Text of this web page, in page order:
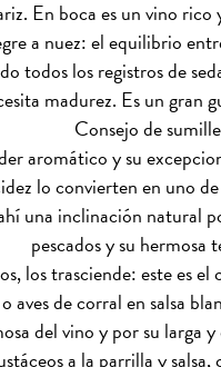
En boca es un vino
a nuez: el equilibrio
todos los registros de
madurez. Es un gran
Consejo de
aromático y su
lo convierten en uno
una inclinación natural
pescados y su hermosa
los trasciende: este es el
aves de corral en salsa
del vino y por su larga
a la parrilla y salsa,